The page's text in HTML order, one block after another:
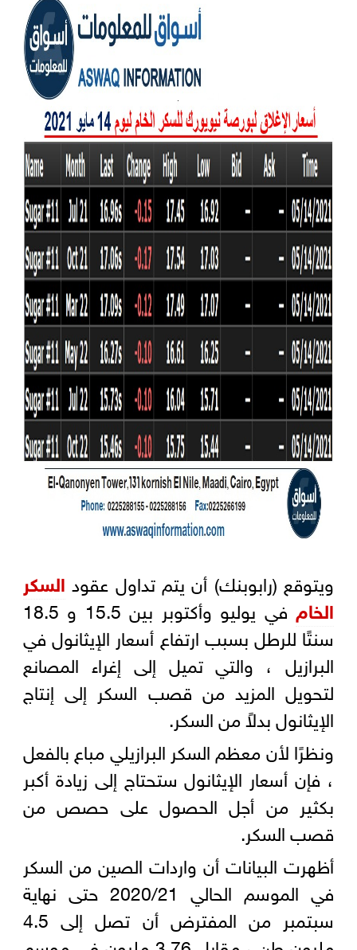
ويتوقع (رابوبنك) أن يتم تداول عقود السكر
الخام
في يوليو وأكتوبر بين 15.5 و 18.5
سنتًا للرطل بسبب ارتفاع أسعار الإيثانول في
البرازيل ، والتي تميل إلى إغراء المصانع
لتحويل المزيد من قصب السكر إلى إنتاج
الإيثانول بدلاً من السكر.
ونظرًا لأن معظم السكر البرازيلي مباع بالفعل
، فإن أسعار الإيثانول ستحتاج إلى زيادة أكبر
بكثير من أجل الحصول على حصص من
قصب السكر.
أظهرت البيانات أن واردات الصين من السكر
في الموسم الحالي 2020/21 حتى نهاية
سبتمبر من المفترض أن تصل إلى 4.5